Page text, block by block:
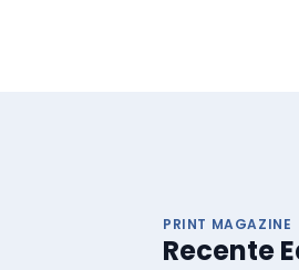
PRINT MAGAZINE
Recente